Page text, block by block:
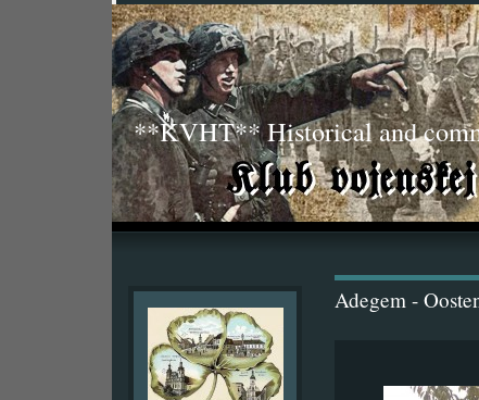
**KVHT** Historical and
Adegem -